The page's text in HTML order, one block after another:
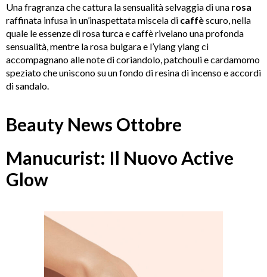
Una fragranza che cattura la sensualità selvaggia di una rosa
raffinata infusa in un’inaspettata miscela di caffèscuro, nella
quale le essenze di rosa turca e caffè rivelano una profonda
sensualità, mentre la rosa bulgara e l’ylang ylang ci
accompagnano alle note di coriandolo, patchouli e cardamomo
speziato che uniscono su un fondo di resina di incenso e accordi
di sandalo.
Beauty News Ottobre
Manucurist: Il Nuovo Active
Glow